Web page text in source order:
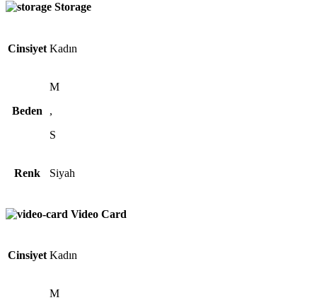
Storage
Cinsiyet Kadın
Beden
M
,
S
Renk Siyah
Video Card
Cinsiyet Kadın
M